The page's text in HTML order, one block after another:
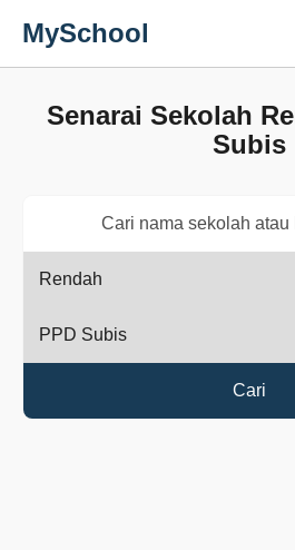
MySchool
Senarai Sekolah
Subis
Cari